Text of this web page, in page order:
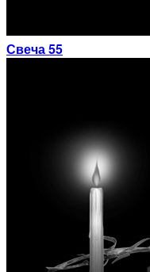
Свеча 55